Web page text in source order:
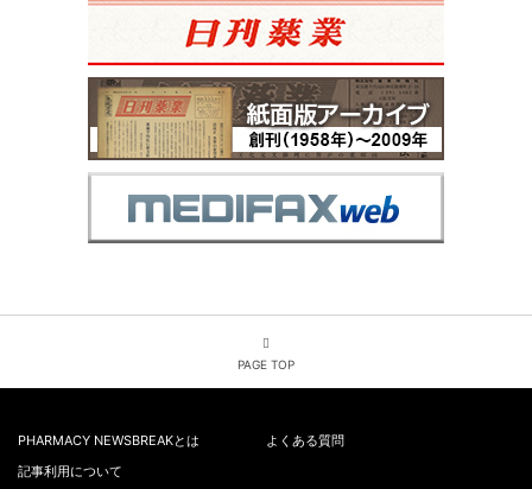
PAGE TOP
PHARMACY NEWSBREAKとは
よくある質問
記事利用について